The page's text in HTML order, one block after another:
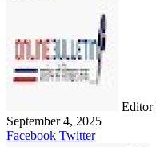
Editor
September 4, 2025
Facebook TwitterLinkedIn
Share
Print